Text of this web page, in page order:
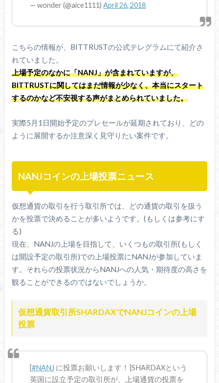
— wonder (@aice1111)April 26, 2018
こちらの情報が、BITTRUSTの公式テレグラムにて紹介さ
れていました。
上場予定のなかに「NANJ」が含まれていますが、
BITTRUSTに関してはまだ情報が少なく、本当にスタート
するのかなど不安視する声がまとめられていました。
実際5月1日開始予定のプレセールが延期されており、どの
ように展開するか注意深く見守りたい案件です。
NANJコインの上場投票ニュース
仮想通貨の取引を行う取引所では、どの通貨の取引を扱う
かを投票で決めることが多いようです。(もしくは参考にす
る)
現在、NANJの上場を目指して、いくつもの取引所(もしく
は開設予定の取引所)での上場投票にNANJが参加していま
す。それらの投票状況からNANJへの人気・期待度の高さを
観ることができるのではないでしょうか。
仮想通貨取引所SHARDAXでNANJコインの上場
投票
[#NANJ に投票お願いします！]SHARDAXという
英国に設立予定の取引所が、上場通貨の投票を